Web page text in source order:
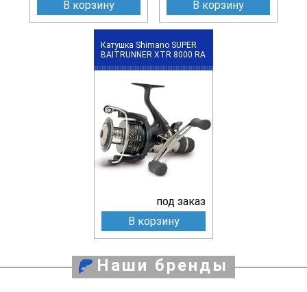
В корзину
В корзину
Катушка Shimano SUPER
BAITRUNNER XTR 8000 RA
под заказ
В корзину
Наши бренды